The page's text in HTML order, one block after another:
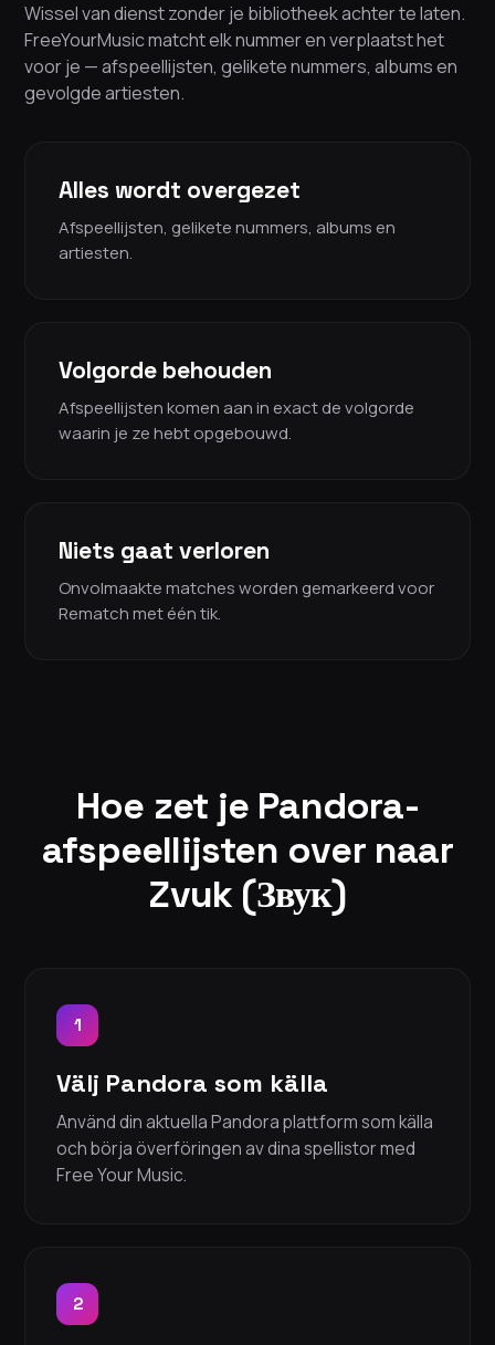
Wissel van dienst zonder je bibliotheek achter te laten.
FreeYourMusic matcht elk nummer en verplaatst het
voor je — afspeellijsten, gelikete nummers, albums en
gevolgde artiesten.
Alles wordt overgezet
Afspeellijsten, gelikete nummers, albums en
artiesten.
Volgorde behouden
Afspeellijsten komen aan in exact de volgorde
waarin je ze hebt opgebouwd.
Niets gaat verloren
Onvolmaakte matches worden gemarkeerd voor
Rematch met één tik.
Hoe zet je Pandora-
afspeellijsten over naar
Zvuk (Звук)
1
Välj Pandora som källa
Använd din aktuella Pandora plattform som källa
och börja överföringen av dina spellistor med
Free Your Music.
2